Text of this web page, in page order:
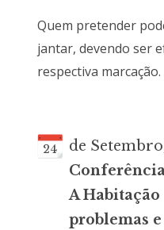
Quem pretender
jantar, devendo ser
respectiva marcação.
24
de
A
problemas